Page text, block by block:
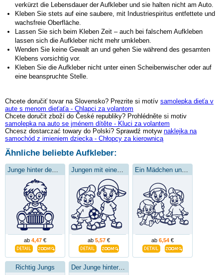
verkürzt die Lebensdauer der Aufkleber und sie halten nicht am Auto.
Kleben Sie stets auf eine saubere, mit Industriespiritus entfettete und
wachsfreie Oberfläche.
Lassen Sie sich beim Kleben Zeit – auch bei falschem Aufkleben
lassen sich die Aufkleber nicht mehr umkleben.
Wenden Sie keine Gewalt an und gehen Sie während des gesamten
Klebens vorsichtig vor.
Kleben Sie die Aufkleber nicht unter einen Scheibenwischer oder auf
eine beanspruchte Stelle.
Chcete doručiť tovar na Slovensko? Prezrite si motív samolepka dieťa v
aute s menom dieťaťa - Chlapci za volantom
Chcete doručit zboží do České republiky? Prohlédněte si motiv
samolepka na auto se jménem dítěte - Kluci za volantem
Chcesz dostarczać towary do Polski? Sprawdź motyw naklejka na
samochód z imieniem dziecka - Chłopcy za kierownicą
Ähnliche beliebte Aufkleber:
ab 4,47 € ab 5,57 € ab 6,54 €
Richtig Jungs